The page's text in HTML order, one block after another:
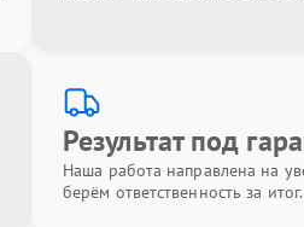
Результат под
Наша работа направлена на
берём ответственность за итог.